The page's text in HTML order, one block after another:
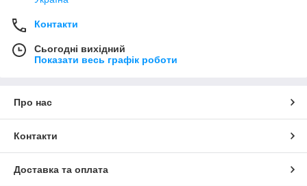
Контакти
Сьогодні вихідний
Показати весь графік роботи
Про нас
Контакти
Доставка та оплата